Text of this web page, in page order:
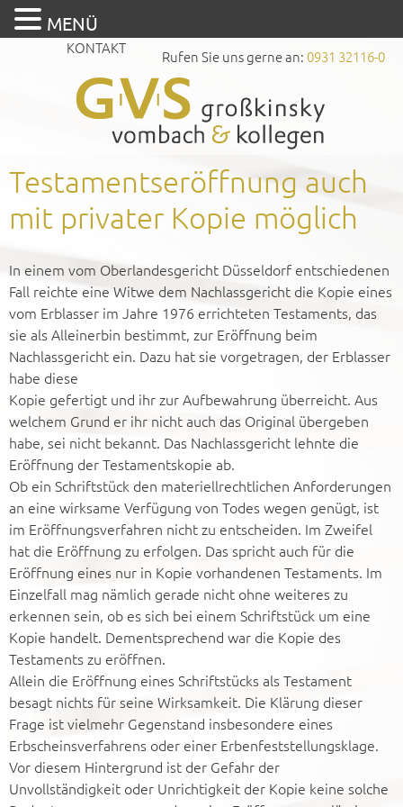
Rufen Sie uns gerne an: 0931 32116-0
KONTAKT
Testamentseröffnung auch
mit privater Kopie möglich
In einem vom Oberlandesgericht Düsseldorf entschiedenen
Fall reichte eine Witwe dem Nachlassgericht die Kopie eines
vom Erblasser im Jahre 1976 errichteten Testaments, das
sie als Alleinerbin bestimmt, zur Eröffnung beim
Nachlassgericht ein. Dazu hat sie vorgetragen, der Erblasser
habe diese
Kopie gefertigt und ihr zur Aufbewahrung überreicht. Aus
welchem Grund er ihr nicht auch das Original übergeben
habe, sei nicht bekannt. Das Nachlassgericht lehnte die
Eröffnung der Testamentskopie ab.
Ob ein Schriftstück den materiellrechtlichen Anforderungen
an eine wirksame Verfügung von Todes wegen genügt, ist
im Eröffnungsverfahren nicht zu entscheiden. Im Zweifel
hat die Eröffnung zu erfolgen. Das spricht auch für die
Eröffnung eines nur in Kopie vorhandenen Testaments. Im
Einzelfall mag nämlich gerade nicht ohne weiteres zu
erkennen sein, ob es sich bei einem Schriftstück um eine
Kopie handelt. Dementsprechend war die Kopie des
Testaments zu eröffnen.
Allein die Eröffnung eines Schriftstücks als Testament
besagt nichts für seine Wirksamkeit. Die Klärung dieser
Frage ist vielmehr Gegenstand insbesondere eines
Erbscheinsverfahrens oder einer Erbenfeststellungsklage.
Vor diesem Hintergrund ist der Gefahr der
Unvollständigkeit oder Unrichtigkeit der Kopie keine solche
MENÜ